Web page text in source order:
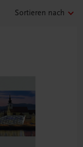
Sortieren nach